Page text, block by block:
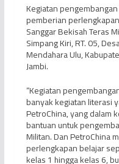
Kegiatan
pemberian
Sanggar Bekisah Teras
Simpang Kiri, RT. 05,
Mendahara Ulu,
Jambi.
“Kegiatan
banyak kegiatan literasi
PetroChina, yang dalam
bantuan untuk
Militan. Dan PetroChina
perlengkapan belajar
kelas 1 hingga kelas 6,